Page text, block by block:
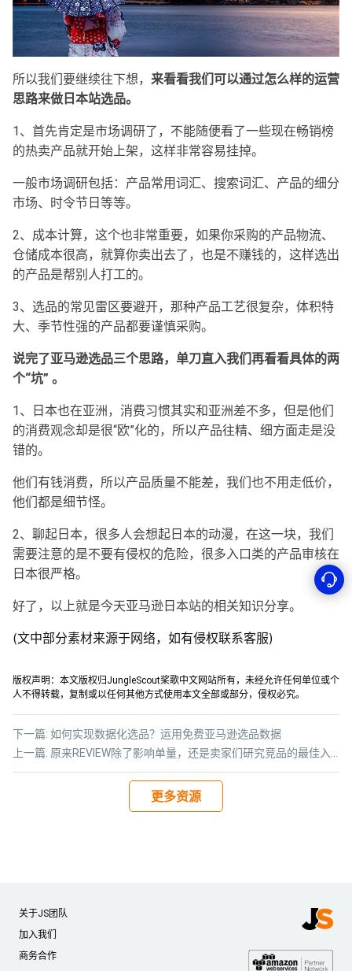
所以我们要继续往下想， 来看看我们可以通过怎么样的运营
思路来做日本站选品。
1、首先肯定是市场调研了，不能随便看了一些现在畅销榜
的热卖产品就开始上架，这样非常容易挂掉。
一般市场调研包括：产品常用词汇、搜索词汇、产品的细分
市场、时令节日等等。
2、成本计算，这个也非常重要，如果你采购的产品物流、
仓储成本很高，就算你卖出去了，也是不赚钱的，这样选出
的产品是帮别人打工的。
3、选品的常见雷区要避开，那种产品工艺很复杂，体积特
大、季节性强的产品都要谨慎采购。
说完了亚马逊选品三个思路，单刀直入我们再看看具体的两
个“坑” 。
1、日本也在亚洲，消费习惯其实和亚洲差不多，但是他们
的消费观念却是很“欧”化的，所以产品往精、细方面走是没
错的。
他们有钱消费，所以产品质量不能差，我们也不用走低价，
他们都是细节怪。
2、聊起日本，很多人会想起日本的动漫，在这一块，我们
需要注意的是不要有侵权的危险，很多入口类的产品审核在
日本很严格。
好了，以上就是今天亚马逊日本站的相关知识分享。
(文中部分素材来源于网络，如有侵权联系客服)
版权声明：本文版权归JungleScout桨歌中文网站所有，未经允许任何单位或个
人不得转载，复制或以任何其他方式使用本文全部或部分，侵权必究。
上一篇: 原来REVIEW除了影响单量，还是卖家们研究竞品的最佳入口？！
下一篇: 如何实现数据化选品？运用免费亚马逊选品数据
更多资源
关于JS团队
加入我们
商务合作